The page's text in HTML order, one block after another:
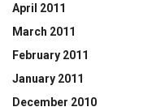
April 2011
March 2011
February 2011
January 2011
December 2010